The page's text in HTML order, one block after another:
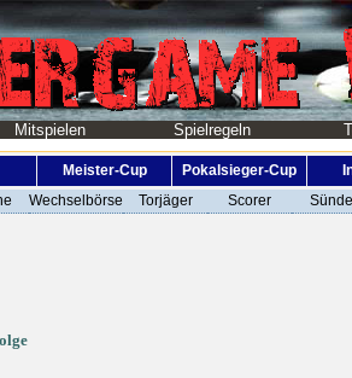
Mitspielen Spielregeln
Meister-Cup Pokalsieger-Cup
Wechselbörse Torjäger Scorer